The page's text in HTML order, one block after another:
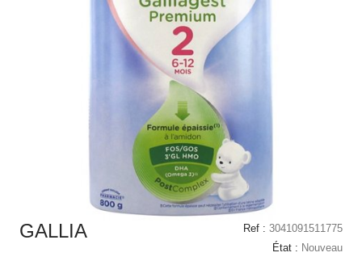
GALLIA Ref : 3041091511775
État : Nouveau